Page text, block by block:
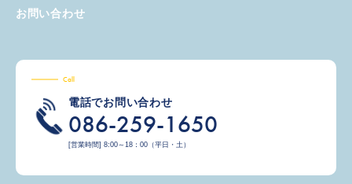
お問い合わせ
Call
電話でお問い合わせ
086-259-1650
[営業時間] 8:00～18：00（平日・土）